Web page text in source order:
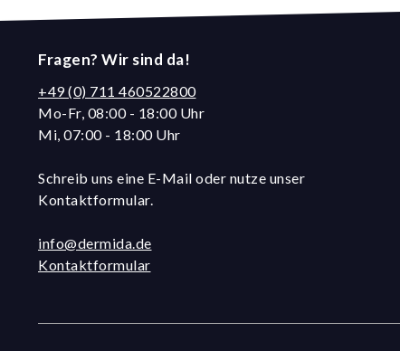
Fragen? Wir sind da!
+49 (0) 711 460522800
Mo-Fr, 08:00 - 18:00 Uhr
Mi, 07:00 - 18:00 Uhr
Schreib uns eine E-Mail oder nutze unser
Kontaktformular.
info@dermida.de
Kontaktformular